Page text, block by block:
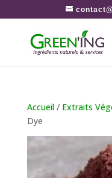
Accueil/ Extraits
Dye